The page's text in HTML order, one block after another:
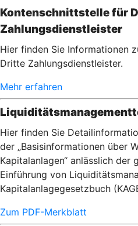
Kontenschnittstelle für
Zahlungsdienstleister
Hier finden Sie Informationen
Dritte Zahlungsdienstleister.
Mehr erfahren
Hier finden Sie
der „Basisinformationen über
Kapitalanlagen“ anlässlich
Einführung von
Kapitalanlagegesetzbuch
Zum PDF-Merkblatt